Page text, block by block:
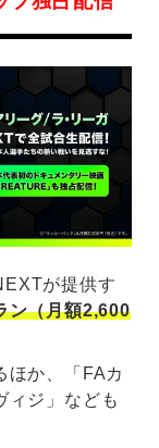
が提供す
ン（月額2,600
ほか、「FAカ
ィジ」なども